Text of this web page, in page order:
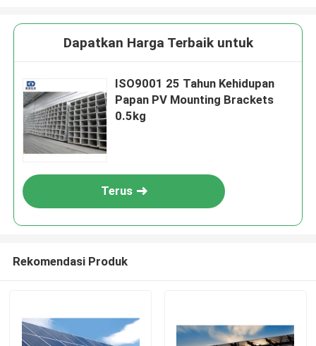
Dapatkan Harga Terbaik untuk
ISO9001 25 Tahun Kehidupan
Papan PV Mounting Brackets
0.5kg
Terus
Rekomendasi Produk